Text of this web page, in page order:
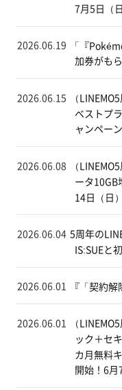
7月5日（
2026.06.19
「『
加券がも
2026.06.15
（
ベストプ
ャンペー
2026.06.08
（
ータ10GB
14日（日
2026.06.04 5周年の
IS:SUEと
2026.06.01 『「契約
2026.06.01
（
ック＋セ
カ月無料
開始！6月